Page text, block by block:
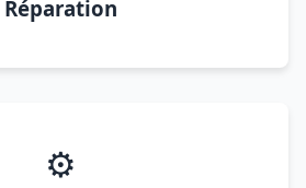
Réparation
⚙️